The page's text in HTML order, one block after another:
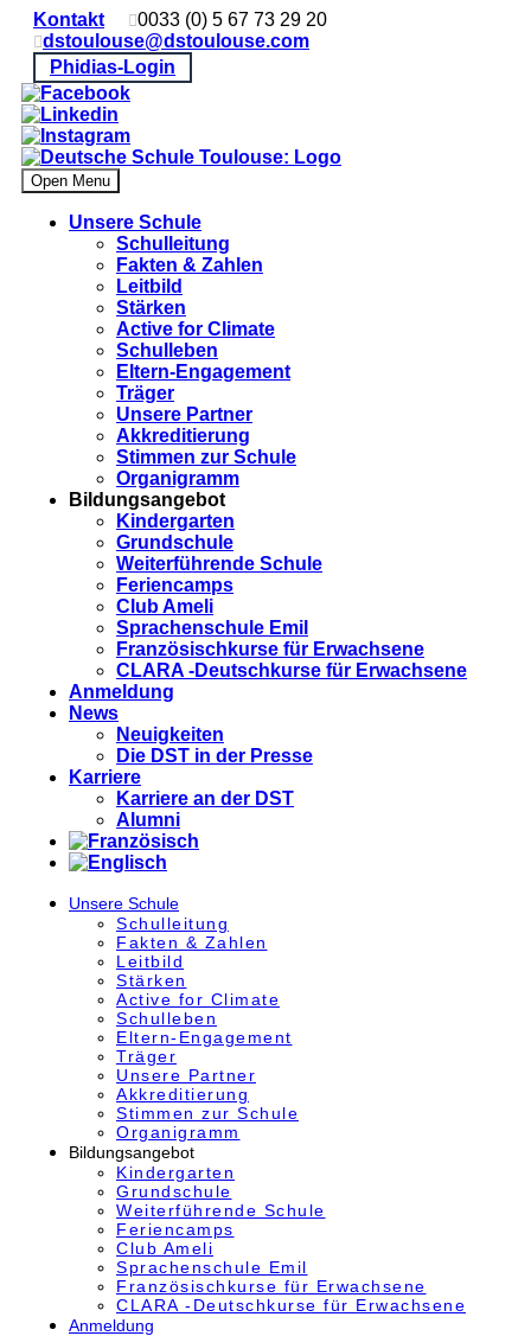
Kontakt
0033 (0) 5 67 73 29 20
dstoulouse@dstoulouse.com
Phidias-Login
Open Menu
Unsere Schule
Schulleitung
Fakten & Zahlen
Leitbild
Stärken
Active for Climate
Schulleben
Eltern-Engagement
Träger
Unsere Partner
Akkre­di­tier­ung
Stimmen zur Schule
Organigramm
Bildungsangebot
Kindergarten
Grundschule
Weiterführende Schule
Feriencamps
Club Ameli
Sprachenschule Emil
Französischkurse für Erwachsene
CLARA -Deutschkurse für Erwachsene
Anmeldung
News
Neuigkeiten
Die DST in der Presse
Karriere
Karriere an der DST
Alumni
Unsere Schule
Schulleitung
Fakten & Zahlen
Leitbild
Stärken
Active for Climate
Schulleben
Eltern-Engagement
Träger
Unsere Partner
Akkre­di­tier­ung
Stimmen zur Schule
Organigramm
Bildungsangebot
Kindergarten
Grundschule
Weiterführende Schule
Feriencamps
Club Ameli
Sprachenschule Emil
Französischkurse für Erwachsene
CLARA -Deutschkurse für Erwachsene
Anmeldung